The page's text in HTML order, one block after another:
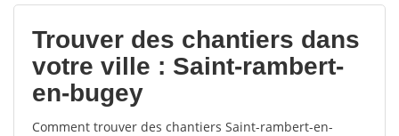
votes
Trouver des chantiers dans
votre ville : Saint-rambert-
en-bugey
Comment trouver des chantiers Saint-rambert-en-